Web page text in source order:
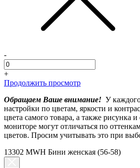
-
+
Продолжить просмотр
Обращаем Ваше внимание! У
настройки по цветам, яркости и
цвета самого товара, а также рисунка
мониторе могут отличаться по
цветов. Просим учитывать это при
13302 MWH Бини женская (56-58)